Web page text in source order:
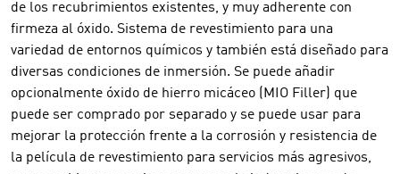
de los recubrimientos existentes, y muy adherente con
firmeza al óxido. Sistema de revestimiento para una
variedad de entornos químicos y también está diseñado para
diversas condiciones de inmersión. Se puede añadir
opcionalmente óxido de hierro micáceo (MIO Filler) que
puede ser comprado por separado y se puede usar para
mejorar la protección frente a la corrosión y resistencia de
la película de revestimiento para servicios más agresivos,